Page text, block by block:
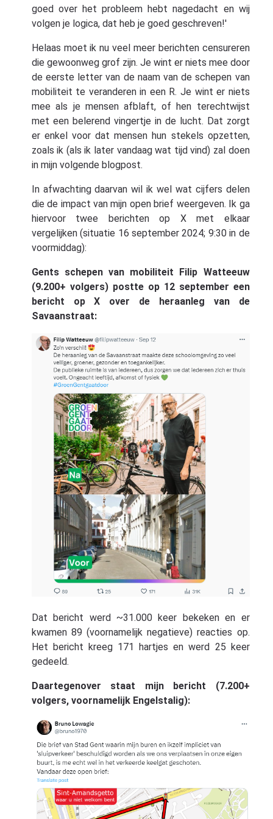
goed over het probleem hebt nagedacht en wij
volgen je logica, dat heb je goed geschreven!'
Helaas moet ik nu veel meer berichten censureren
die gewoonweg grof zijn. Je wint er niets mee door
de eerste letter van de naam van de schepen van
mobiliteit te veranderen in een R. Je wint er niets
mee als je mensen afblaft, of hen terechtwijst
met een belerend vingertje in de lucht. Dat zorgt
er enkel voor dat mensen hun stekels opzetten,
zoals ik (als ik later vandaag wat tijd vind) zal doen
in mijn volgende blogpost.
In afwachting daarvan wil ik wel wat cijfers delen
die de impact van mijn open brief weergeven. Ik ga
hiervoor twee berichten op X met elkaar
vergelijken (situatie 16 september 2024; 9:30 in de
voormiddag):
Gents schepen van mobiliteit Filip Watteeuw
(9.200+ volgers) postte op 12 september een
bericht op X over de heraanleg van de
Savaanstraat:
Dat bericht werd ~31.000 keer bekeken en er
kwamen 89 (voornamelijk negatieve) reacties op.
Het bericht kreeg 171 hartjes en werd 25 keer
gedeeld.
Daartegenover staat mijn bericht (7.200+
volgers, voornamelijk Engelstalig):